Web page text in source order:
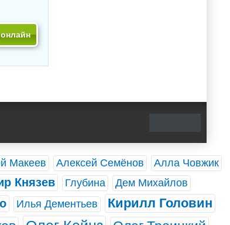
Макеев Алексей Семёнов
Алла Човжик
Князев Глубина
Дем Михайлов
Илья Дементьев Кирилл Головин